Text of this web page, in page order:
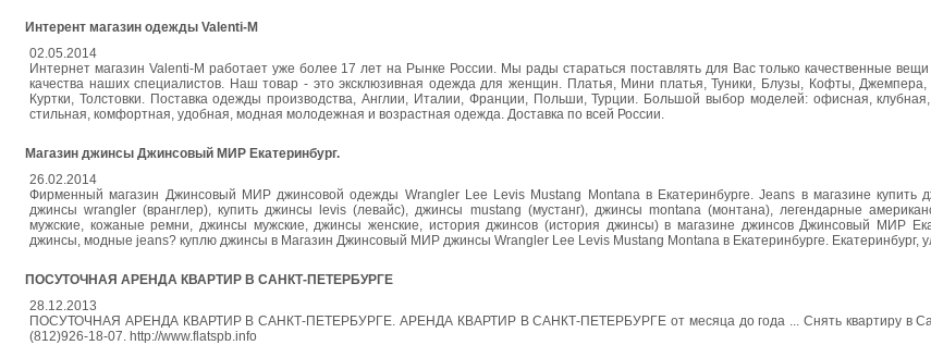
Интерент магазин одежды Valenti-M
02.05.2014
Интернет магазин Valenti-M работает уже более 17 лет на Рынке России. Мы рады стараться поставлять для Вас только качественные
качества наших специалистов. Наш товар - это эксклюзивная одежда для женщин. Платья, Мини платья, Туники, Блузы, Кофты,
Куртки, Толстовки. Поставка одежды производства, Англии, Италии, Франции, Польши, Турции. Большой выбор моделей: офисная,
стильная, комфортная, удобная, модная молодежная и возрастная одежда. Доставка по всей России.
Магазин джинсы Джинсовый МИР Екатеринбург.
26.02.2014
Фирменный магазин Джинсовый МИР джинсовой одежды Wrangler Lee Levis Mustang Montana в Екатеринбурге. Jeans в магазине купить
джинсы wrangler (вранглер), купить джинсы levis (левайс), джинсы mustang (мустанг), джинсы montana (монтана), легендарные
мужские, кожаные ремни, джинсы мужские, джинсы женские, история джинсов (история джинсы) в магазине джинсов Джинсовый МИР
джинсы, модные jeans? куплю джинсы в Магазин Джинсовый МИР джинсы Wrangler Lee Levis Mustang Montana в Екатеринбурге. Екатеринбург,
ПОСУТОЧНАЯ АРЕНДА КВАРТИР В САНКТ-ПЕТЕРБУРГЕ
28.12.2013
ПОСУТОЧНАЯ АРЕНДА КВАРТИР В САНКТ-ПЕТЕРБУРГЕ. АРЕНДА КВАРТИР В САНКТ-ПЕТЕРБУРГЕ от месяца до года ... Снять квартиру в
(812)926-18-07. http://www.flatspb.info